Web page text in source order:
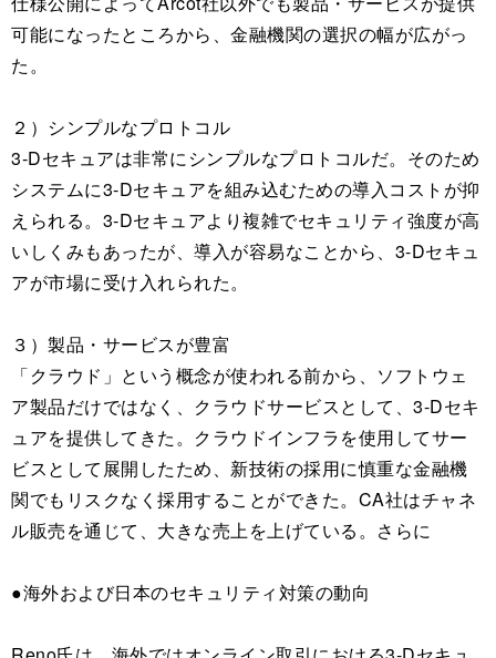
可能になったところから、金融機関の選択の幅が広がっ
た。
２）シンプルなプロトコル
3-Dセキュアは非常にシンプルなプロトコルだ。そのため
システムに3-Dセキュアを組み込むための導入コストが抑
えられる。3-Dセキュアより複雑でセキュリティ強度が高
いしくみもあったが、導入が容易なことから、3-Dセキュ
アが市場に受け入れられた。
３）製品・サービスが豊富
「クラウド」という概念が使われる前から、ソフトウェ
ア製品だけではなく、クラウドサービスとして、3-Dセキ
ュアを提供してきた。クラウドインフラを使用してサー
ビスとして展開したため、新技術の採用に慎重な金融機
関でもリスクなく採用することができた。CA社はチャネ
ル販売を通じて、大きな売上を上げている。さらに
●海外および日本のセキュリティ対策の動向